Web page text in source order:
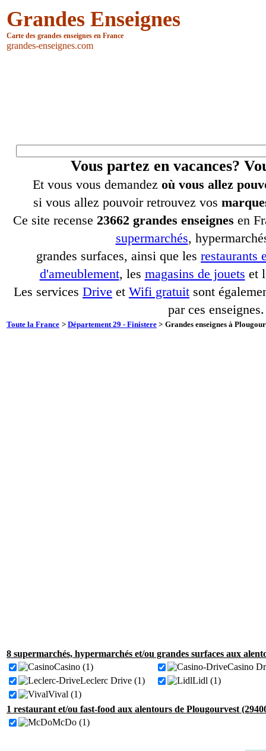
Grandes Enseignes
Carte des grandes enseignes en France
grandes-enseignes.com
Vous partez en vacances?
Et vous vous demandez où vous allez
si vous allez pouvoir retrouvez vos
Ce site recense 23662 grandes enseignes en
supermarchés,
grandes surfaces, ainsi que les restaurants
d'ameublement, les magasins de jouets et
Les services Drive et Wifi gratuit sont
par ces enseignes.
Toute la France > Département 29 - Finistere > Grandes enseignes à
8 supermarchés, hypermarchés et/ou grandes surfaces aux
Casino (1)
Casino
Leclerc Drive (1)
Lidl (1)
Vival (1)
1 restaurant et/ou fast-food aux alentours de Plougourvest
McDo (1)